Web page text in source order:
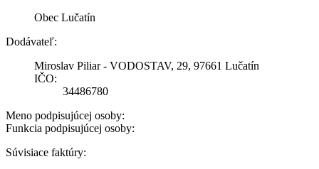
Obec Lučatín
Dodávateľ:
Miroslav Piliar - VODOSTAV, 29, 97661 Lučatín
IČO:
34486780
Meno podpisujúcej osoby:
Funkcia podpisujúcej osoby:
Súvisiace faktúry: